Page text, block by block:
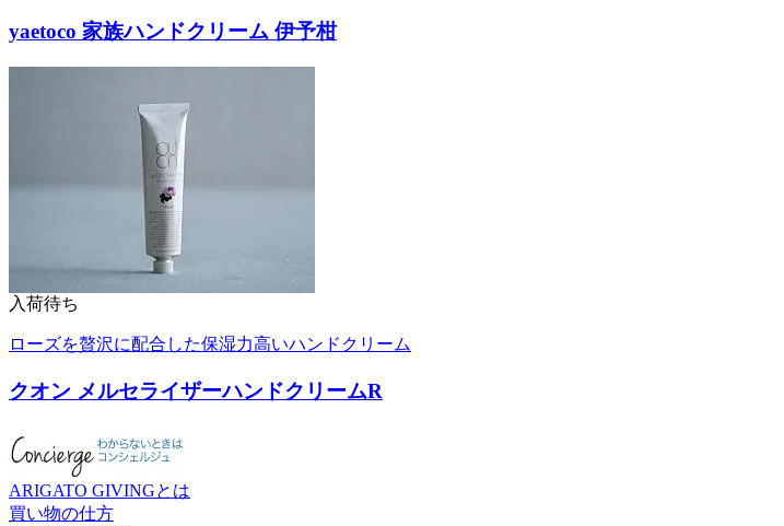
yaetoco 家族ハンドクリーム 伊予柑
入荷待ち
ローズを贅沢に配合した保湿力高いハンドクリーム
クオン メルセライザーハンドクリームR
ARIGATO GIVINGとは
買い物の仕方